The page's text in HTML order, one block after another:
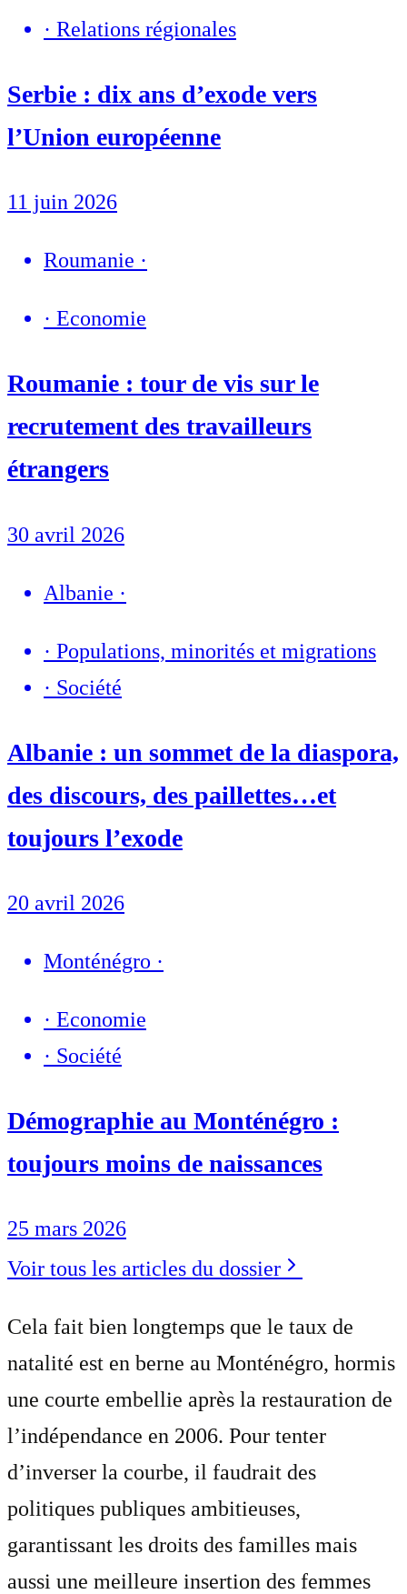
· Relations régionales
Serbie : dix ans d’exode vers
l’Union européenne
11 juin 2026
Roumanie ·
· Economie
Roumanie : tour de vis sur le
recrutement des travailleurs
étrangers
30 avril 2026
Albanie ·
· Populations, minorités et migrations
· Société
Albanie : un sommet de la diaspora,
des discours, des paillettes…et
toujours l’exode
20 avril 2026
Monténégro ·
· Economie
· Société
Démographie au Monténégro :
toujours moins de naissances
25 mars 2026
Voir tous les articles du dossier
Cela fait bien longtemps que le taux de
natalité est en berne au Monténégro, hormis
une courte embellie après la restauration de
l’indépendance en 2006. Pour tenter
d’inverser la courbe, il faudrait des
politiques publiques ambitieuses,
garantissant les droits des familles mais
aussi une meilleure insertion des femmes